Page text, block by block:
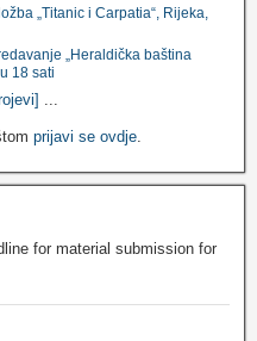
„Titanic i Carpatia“, Rijeka,
„Heraldička baština
18 sati
...
prijavi se ovdje.
for material submission for